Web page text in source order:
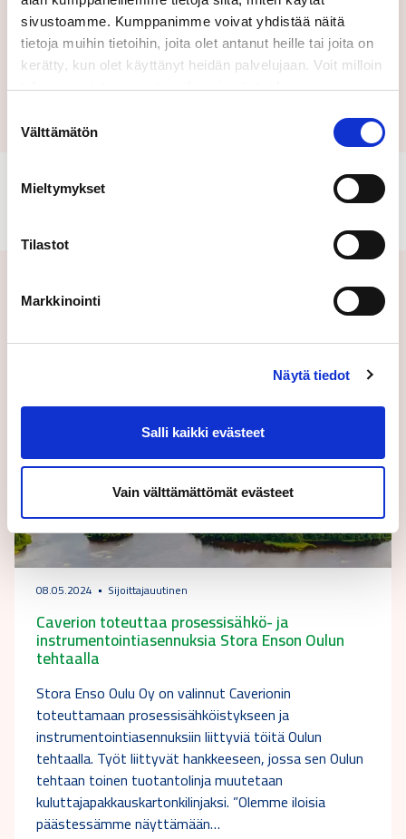
sivustoamme. Kumppanimme voivat yhdistää näitä
tietoja muihin tietoihin, joita olet antanut heille tai joita on
kerätty, kun olet käyttänyt heidän palvelujaan. Voit milloin
tahansa poistaa suostumuksesi evästeiden
valinta
Välttämätön
Mieltymykset
Tilastot
Markkinointi
Näytä tiedot
Salli kaikki evästeet
Vain välttämättömät evästeet
Lähetä
Aiheeseen liittyvät uutiset
08.05.2024 Sijoittajauutinen
Caverion toteuttaa prosessisähkö- ja
instrumentointiasennuksia Stora Enson Oulun
tehtaalla
Stora Enso Oulu Oy on valinnut Caverionin
toteuttamaan prosessisähköistykseen ja
instrumentointiasennuksiin liittyviä töitä Oulun
tehtaalla. Työt liittyvät hankkeeseen, jossa sen Oulun
tehtaan toinen tuotantolinja muutetaan
kuluttajapakkauskartonkilinjaksi. ”Olemme iloisia
päästessämme näyttämään…